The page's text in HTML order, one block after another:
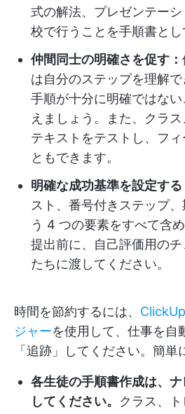
式の解法、プレゼンテー
校で行うことを手順書とし
仲間同士の明確さを促す：
は自分のステップを理解
手順が十分に明確ではな
えましょう。また、クラ
テキストをテストし、フ
ともできます。
明確な成功基準を設定する
スト、番号付きステップ
う 4 つの要素をすべて含
提出前に、自己評価用の
たちに渡してください。
時間を節約するには、
ジャーを使用して、仕事を自
「追跡」してください。簡単
各生徒の手順書作成は、
してください。 クラス、